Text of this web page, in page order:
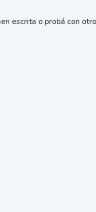
escrita o probá con